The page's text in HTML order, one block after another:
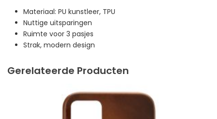
Materiaal: PU kunstleer, TPU
Nuttige uitsparingen
Ruimte voor 3 pasjes
Strak, modern design
Gerelateerde Producten